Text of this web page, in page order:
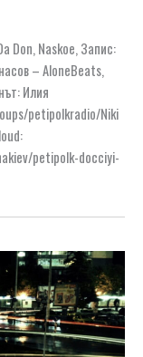
Don, Naskoe, Запис:
– AloneBeats,
Илия
petipolkradio/Niki
petipolk-docciyi-